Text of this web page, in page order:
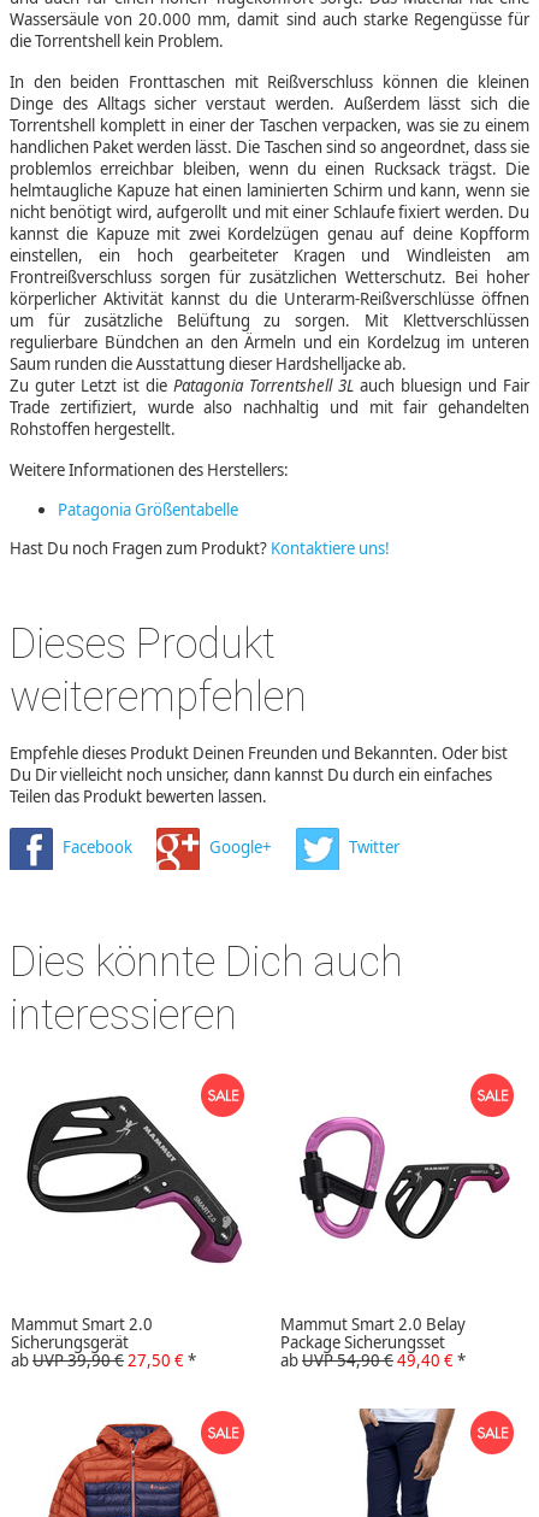
Wassersäule von 20.000 mm, damit sind auch starke Regengüsse für
die Torrentshell kein Problem.
In den beiden Fronttaschen mit Reißverschluss können die kleinen
Dinge des Alltags sicher verstaut werden. Außerdem lässt sich die
Torrentshell komplett in einer der Taschen verpacken, was sie zu einem
handlichen Paket werden lässt. Die Taschen sind so angeordnet, dass sie
problemlos erreichbar bleiben, wenn du einen Rucksack trägst. Die
helmtaugliche Kapuze hat einen laminierten Schirm und kann, wenn sie
nicht benötigt wird, aufgerollt und mit einer Schlaufe fixiert werden. Du
kannst die Kapuze mit zwei Kordelzügen genau auf deine Kopfform
einstellen, ein hoch gearbeiteter Kragen und Windleisten am
Frontreißverschluss sorgen für zusätzlichen Wetterschutz. Bei hoher
körperlicher Aktivität kannst du die Unterarm-Reißverschlüsse öffnen
um für zusätzliche Belüftung zu sorgen. Mit Klettverschlüssen
regulierbare Bündchen an den Ärmeln und ein Kordelzug im unteren
Saum runden die Ausstattung dieser Hardshelljacke ab.
Zu guter Letzt ist die Patagonia Torrentshell 3L auch bluesign und Fair
Trade zertifiziert, wurde also nachhaltig und mit fair gehandelten
Rohstoffen hergestellt.
Weitere Informationen des Herstellers:
Patagonia Größentabelle
Hast Du noch Fragen zum Produkt? Kontaktiere uns!
Dieses Produkt
weiterempfehlen
Empfehle dieses Produkt Deinen Freunden und Bekannten. Oder bist
Du Dir vielleicht noch unsicher, dann kannst Du durch ein einfaches
Teilen das Produkt bewerten lassen.
Facebook Google+ Twitter
Dies könnte Dich auch
interessieren
Mammut Smart 2.0
Sicherungsgerät
abUVP 39,90 €27,50 €*
Mammut Smart 2.0 Belay
Package Sicherungsset
abUVP 54,90 €49,40 €*